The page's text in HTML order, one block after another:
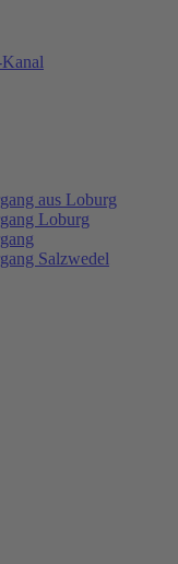
aus Loburg
Loburg
Salzwedel